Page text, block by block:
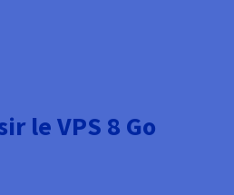
le VPS 8 Go